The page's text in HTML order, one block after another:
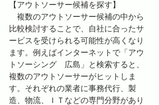
【アウトソーサー候補を探す】
複数のアウトソーサー候補の中から
比較検討することで、自社に合ったサ
ービスを受けられる可能性が高くなり
ます。例えばインターネットで「アウ
トソーシング　広島」と検索すると、
複数のアウトソーサーがヒットしま
す。それぞれの業者に事務代行、製
造、物流、ＩＴなどの専門分野があり